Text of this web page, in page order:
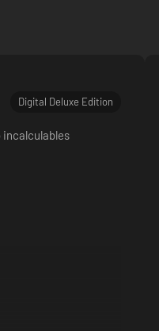
Digital Deluxe Edition
incalculables